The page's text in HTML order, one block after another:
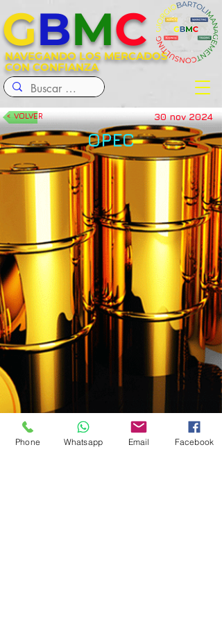
NAVEGANDO LOS MERCADOS
CON CONFIANZA
GBMC
< VOLVER 30 nov 2024
OPEC
Phone Whatsapp Email Facebook